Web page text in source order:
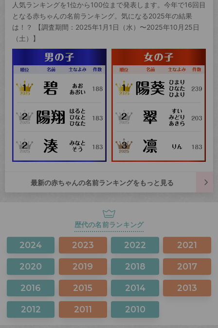
人気ランキングを1位から100位まで発表します。今年で16回目
となる赤ちゃんの名前ランキング。気になる2025年の結果
は！？ 【調査期間：2025年1月1日（水）〜2025年10月25日
（土）】
最新の赤ちゃんの名前ランキングをもっと見る
歴代の名前ランキング
2024 2023 2022 2021
2020 2019 2018 2017
2016 2015 2014 2013
2012 2011 2010